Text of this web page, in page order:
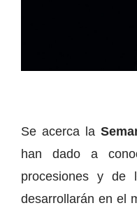
Se acerca la
han dado a
procesiones y de
desarrollarán en el